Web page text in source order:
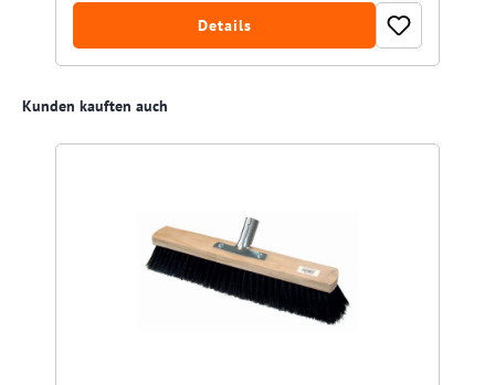
Details
Produktgalerie überspringen
Kunden kauften auch